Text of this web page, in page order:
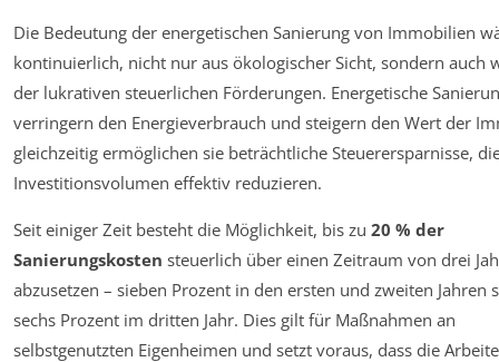
Die Bedeutung der energetischen Sanierung von Immobilien
kontinuierlich, nicht nur aus ökologischer Sicht, sondern auch
der lukrativen steuerlichen Förderungen. Energetische
verringern den Energieverbrauch und steigern den Wert der
gleichzeitig ermöglichen sie beträchtliche Steuerersparnisse,
Investitionsvolumen effektiv reduzieren.
Seit einiger Zeit besteht die Möglichkeit, bis zu 20 % der
Sanierungskosten steuerlich über einen Zeitraum von drei
abzusetzen – sieben Prozent in den ersten und zweiten Jahren
sechs Prozent im dritten Jahr. Dies gilt für Maßnahmen an
selbstgenutzten Eigenheimen und setzt voraus, dass die